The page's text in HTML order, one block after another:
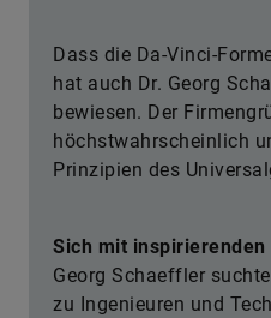
Dass die Da-Vinci-
hat auch Dr. Georg
bewiesen. Der
höchstwahrscheinlich
Prinzipien des
​Sich mit inspirierenden
Georg Schaeffler
zu Ingenieuren und